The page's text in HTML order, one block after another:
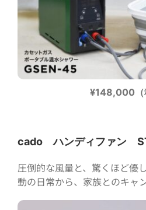
¥148,000（
cado ハンディファン
圧倒的な風量と、驚くほど優
動の日常から、家族とのキャ